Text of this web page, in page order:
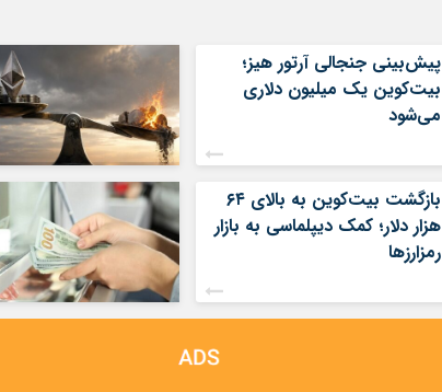
پیش‌بینی جنجالی آرتور هیز؛
بیت‌کوین یک میلیون دلاری
می‌شود
بازگشت بیت‌کوین به بالای ۶۴
هزار دلار؛ کمک دیپلماسی به بازار
رمزارزها